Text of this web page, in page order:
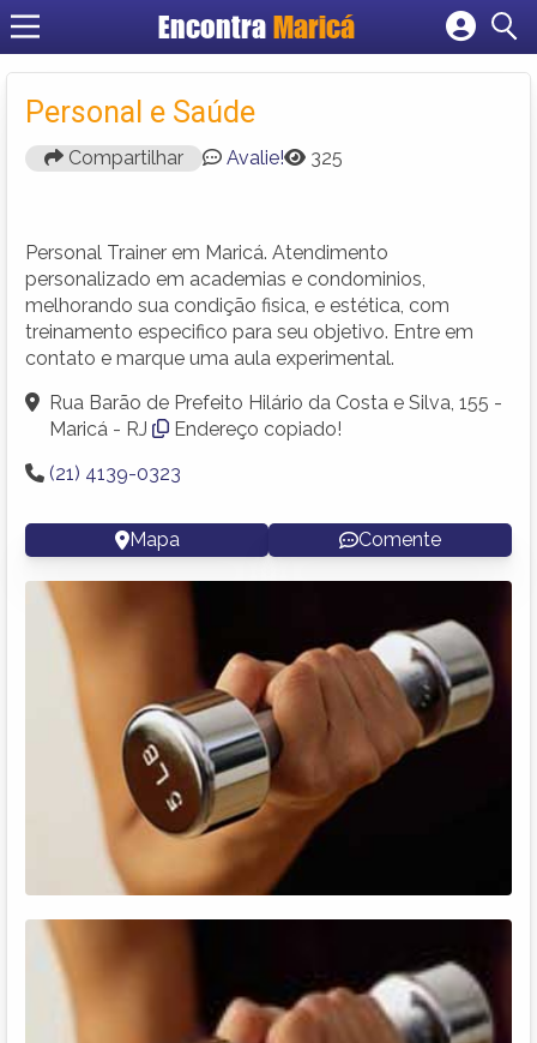
EncontraMaricá
Cadastrar empresa
Criar conta
Personal e Saúde
Compartilhar Avalie! 325
Personal Trainer em Maricá. Atendimento
personalizado em academias e condominios,
melhorando sua condição fisica, e estética, com
treinamento especifico para seu objetivo. Entre em
contato e marque uma aula experimental.
Rua Barão de Prefeito Hilário da Costa e Silva, 155 -
Maricá - RJ
Endereço copiado!
(21) 4139-0323
Mapa Comente